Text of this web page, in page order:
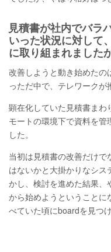
見積書が社内でバラ
いった状況に対して
に取り組まれました
改善しようと動き始めた
っただ中で、テレワークが
顕在化していた見積書まわ
モートの環境下で資料を管
した。
当初は見積書の改善だけ
はないかと大掛かりなシス
かし、検討を進めた結果、
から始めようということに
べていた頃にboardを見つけ